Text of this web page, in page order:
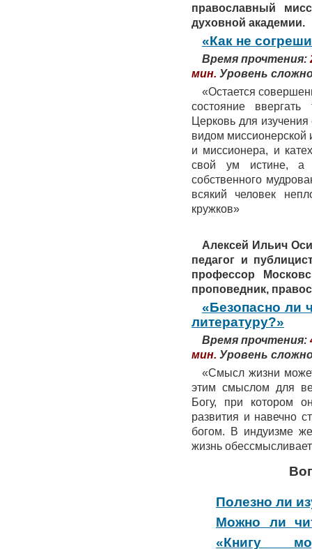
православный
духовной академии.
«Как не
Время прочтения:
мин. Уровень
«Остается
состояние
Церковь для
видом миссионерской
и миссионера, и
свой ум истине, а
собственного
всякий человек
кружков»
Алексей Ильич
педагог и
профессор
проповедник,
«Безопасно ли
литературу?»
Время прочтения:
мин. Уровень
«Смысл жизни
этим смыслом для
Богу, при котором
развития и навечно
богом. В индуизме
жизнь
Полезно ли
Можно ли
«Книгу